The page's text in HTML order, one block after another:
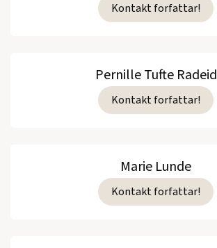
Kontakt forfattar!
Pernille Tufte Radeid
Kontakt forfattar!
Marie Lunde
Kontakt forfattar!